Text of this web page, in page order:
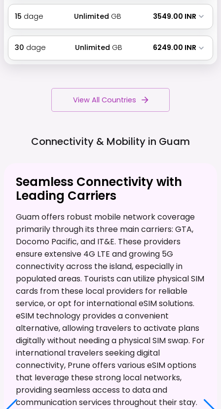
15 dage Unlimited GB ₹ 3549.00 INR
30 dage Unlimited GB ₹ 6249.00 INR
View All Countries
Connectivity & Mobility in Guam
Seamless Connectivity with
Leading Carriers
Guam offers robust mobile network coverage
primarily through its three main carriers: GTA,
Docomo Pacific, and IT&E. These providers
ensure extensive 4G LTE and growing 5G
connectivity across the island, especially in
populated areas. Tourists can utilize physical SIM
cards from these local providers for reliable
service, or opt for international eSIM solutions.
eSIM technology provides a convenient
alternative, allowing travelers to activate plans
digitally without needing a physical SIM swap. For
international travelers seeking digital
connectivity, Prune offers various eSIM options
that leverage these strong local networks,
providing seamless access to data and
communication services throughout their stay.